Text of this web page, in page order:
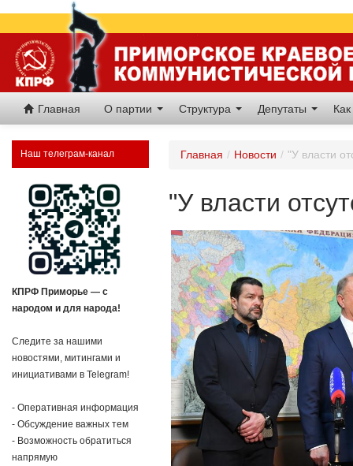
Главная О партии Структура Депутаты
Наш телеграм-канал
КПРФ Приморье — с
народом и для народа!
Следите за нашими
новостями, митингами и
инициативами в Telegram!
- Оперативная информация
- Обсуждение важных тем
- Возможность обратиться
напрямую
Главная / Новости / "У власти
"У власти